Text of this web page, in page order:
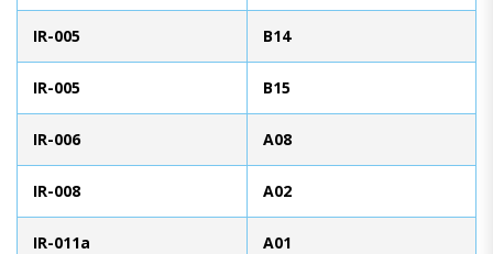
IR-005 B14
IR-005 B15
IR-006 A08
IR-008 A02
IR-011a A01